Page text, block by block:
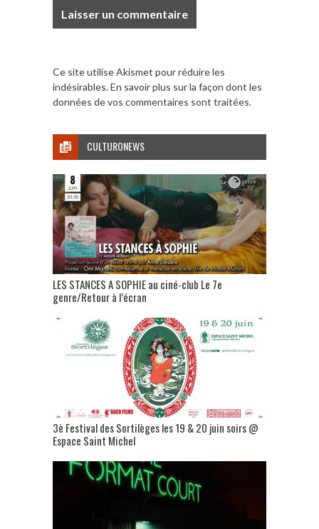
Ce site utilise Akismet pour réduire les
indésirables.En savoir plus sur la façon dont les
données de vos commentaires sont traitées.
CULTURONEWS
LES STANCES A SOPHIE au ciné-club Le 7e
genre/Retour à l’écran
3è Festival des Sortilèges les 19 & 20 juin soirs @
Espace Saint Michel